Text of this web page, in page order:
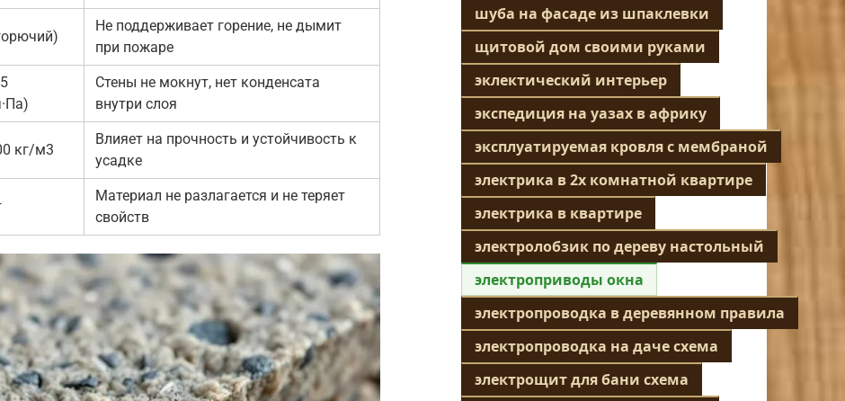
Не поддерживает горение, не дымит
при пожаре
Стены не мокнут, нет конденсата
внутри слоя
кг/м3
Влияет на прочность и устойчивость к
усадке
Материал не разлагается и не теряет
свойств
шуба на фасаде из шпаклевки
щитовой дом своими руками
эклектический интерьер
экспедиция на уазах в африку
эксплуатируемая кровля с мембраной
электрика в 2х комнатной квартире
электрика в квартире
электролобзик по дереву настольный
электроприводы окна
электропроводка в деревянном правила
электропроводка на даче схема
электрощит для бани схема